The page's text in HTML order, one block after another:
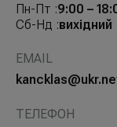
Пн-Пт :9:00 –
Сб-Нд :вихідний
EMAIL
ТЕЛЕФОН